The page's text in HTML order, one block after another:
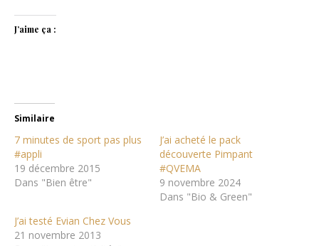
J’aime ça :
Similaire
7 minutes de sport pas plus
#appli
19 décembre 2015
Dans "Bien être"
J’ai acheté le pack
découverte Pimpant
#QVEMA
9 novembre 2024
Dans "Bio & Green"
J’ai testé Evian Chez Vous
21 novembre 2013